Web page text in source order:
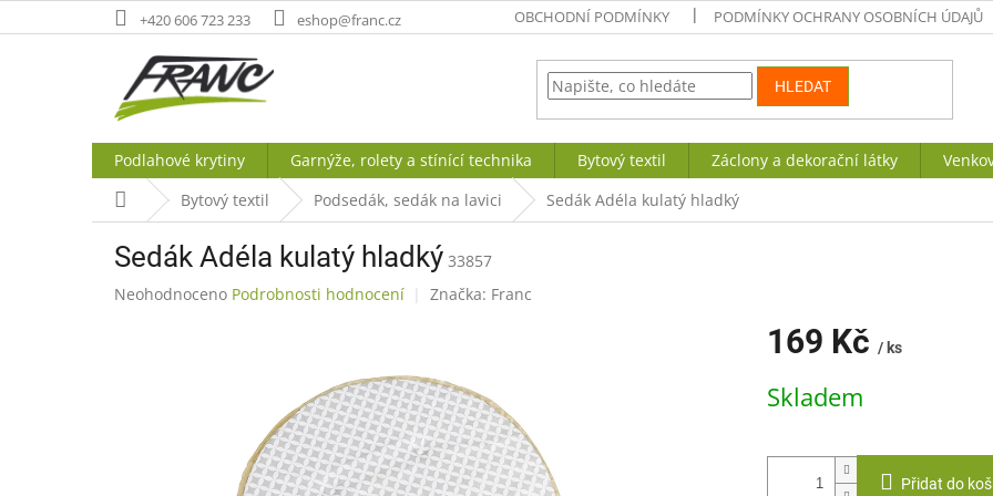
na
+420 606 723 233 eshop@franc.cz OBCHODNÍ PODMÍNKY PODMÍNKY OCHRANY OSOBNÍCH ÚDAJŮ
HLEDAT
Podlahové krytiny Garnýže, rolety a stínící technika Bytový textil Záclony a dekorační látky
Domů Bytový textil Podsedák, sedák na lavici Sedák Adéla kulatý hladký
Sedák Adéla kulatý hladký 33857
Průměrné
Neohodnoceno Podrobnosti hodnocení Značka: Franc
169 Kč / ks
cena:
Skladem
Přidat do